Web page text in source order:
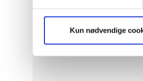
Vi ønsker dit samtykke til,
hjemmeside ved at sikre
Kun nødvendige
Helene Treschow